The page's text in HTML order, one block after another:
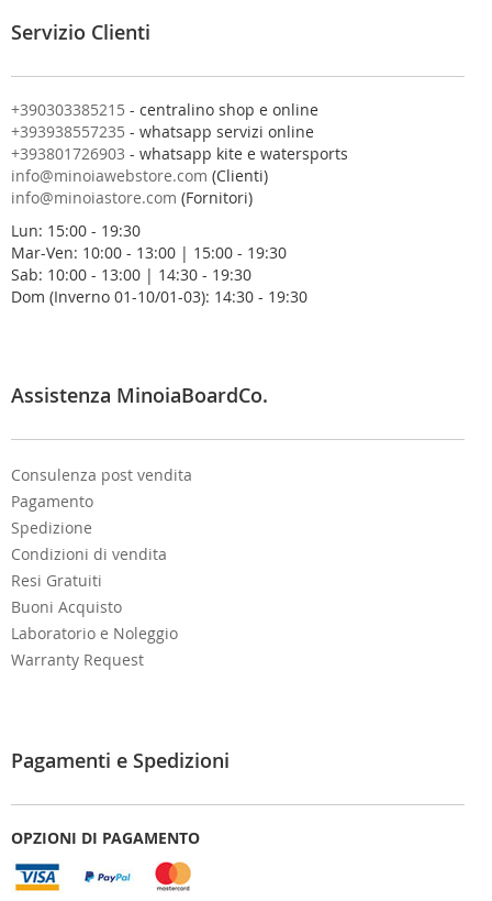
l
n
o
s
t
r
a
e
w
s
l
e
:
Servizio Clienti
+390303385215 - centralino shop e online
+393938557235 - whatsapp servizi online
+393801726903 - whatsapp kite e watersports
info@minoiawebstore.com (Clienti)
info@minoiastore.com (Fornitori)
Lun: 15:00 - 19:30
Mar-Ven: 10:00 - 13:00 | 15:00 - 19:30
Sab: 10:00 - 13:00 | 14:30 - 19:30
Dom (Inverno 01-10/01-03): 14:30 - 19:30
Assistenza MinoiaBoardCo.
Consulenza post vendita
Pagamento
Spedizione
Condizioni di vendita
Resi Gratuiti
Buoni Acquisto
Laboratorio e Noleggio
Warranty Request
Pagamenti e Spedizioni
OPZIONI DI PAGAMENTO